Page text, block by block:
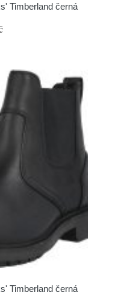
Timberland černá
Timberland černá